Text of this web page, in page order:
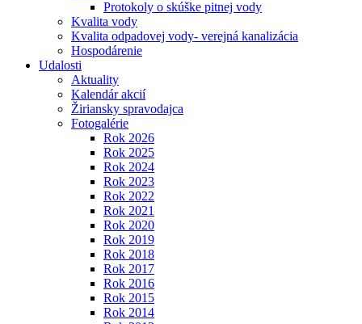
Protokoly o skúške pitnej vody
Kvalita vody
Kvalita odpadovej vody- verejná kanalizácia
Hospodárenie
Udalosti
Aktuality
Kalendár akcií
Žiriansky spravodajca
Fotogalérie
Rok 2026
Rok 2025
Rok 2024
Rok 2023
Rok 2022
Rok 2021
Rok 2020
Rok 2019
Rok 2018
Rok 2017
Rok 2016
Rok 2015
Rok 2014